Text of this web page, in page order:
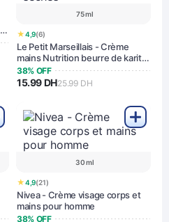
75 ml
★4,9(6)
Le Petit Marseillais - Crème
mains Nutrition beurre de karité,
amande douce et huile d’argan
peaux très sèches
38% OFF
15.99 DH25.99 DH
30 ml
★4,9(21)
Nivea - Crème visage corps et
mains pour homme
38% OFF